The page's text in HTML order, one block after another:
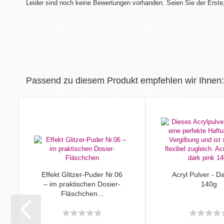
Leider sind noch keine Bewertungen vorhanden. Seien Sie der
Passend zu diesem Produkt empfehlen wir Ihnen:
Effekt Glitzer-Puder Nr.06
– im praktischen Dosier-
Fläschchen...
Acryl Pulver -
140g